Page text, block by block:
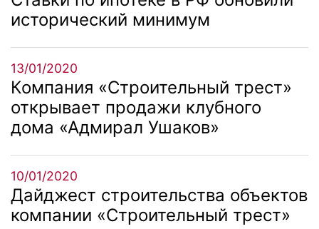
исторический минимум
13/01/2020
Компания «Строительный трест»
открывает продажи клубного
дома «Адмирал Ушаков»
10/01/2020
Дайджест строительства объектов
компании «Строительный трест»